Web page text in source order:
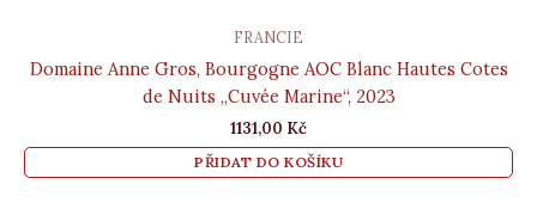
FRANCIE
Domaine Anne Gros, Bourgogne AOC Blanc Hautes Cotes
de Nuits „Cuvée Marine“, 2023
1131,00 Kč
PŘIDAT DO KOŠÍKU